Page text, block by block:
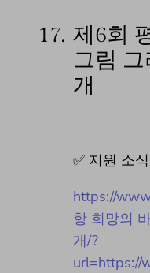
17. 제6회
그림
개
✅ 지원 소
https://
항 희망의
개/?
url=https://